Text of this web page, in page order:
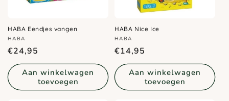
HABA Eendjes vangen
Verkoper:
HABA
Normale
prijs
€24,95
Aan winkelwagen
toevoegen
HABA Nice Ice
Verkoper:
HABA
Normale
prijs
€14,95
Aan winkelwagen
toevoegen